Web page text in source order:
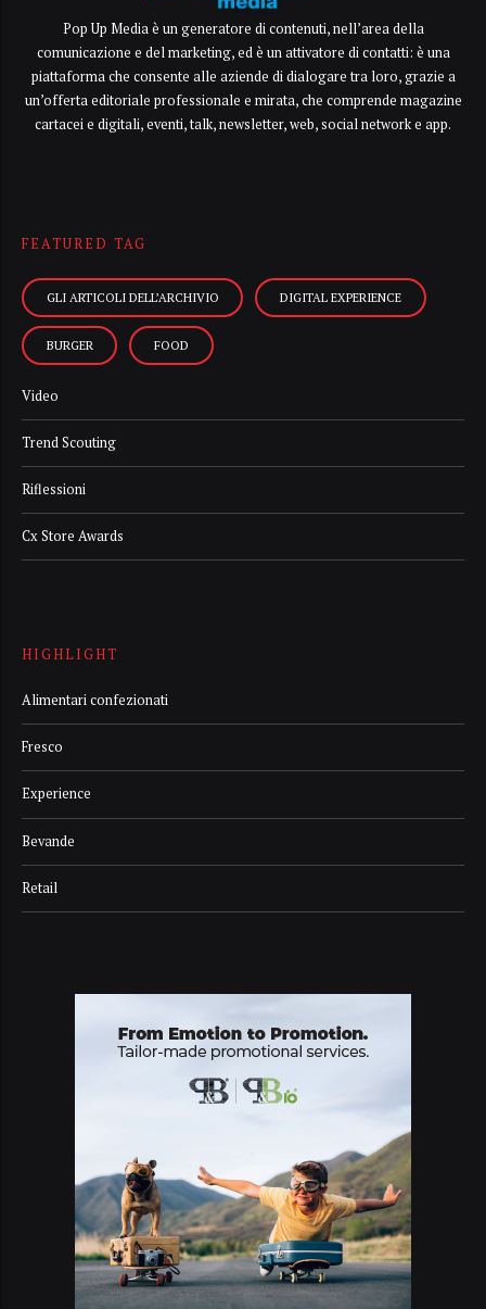
Pop Up Media è un generatore di contenuti, nell’area della
comunicazione e del marketing, ed è un attivatore di contatti: è una
piattaforma che consente alle aziende di dialogare tra loro, grazie a
un’offerta editoriale professionale e mirata, che comprende magazine
cartacei e digitali, eventi, talk, newsletter, web, social network e app.
FEATURED TAG
GLI ARTICOLI DELL’ARCHIVIO DIGITAL EXPERIENCE
BURGER FOOD
Video
Trend Scouting
Riflessioni
Cx Store Awards
HIGHLIGHT
Alimentari confezionati
Fresco
Experience
Bevande
Retail